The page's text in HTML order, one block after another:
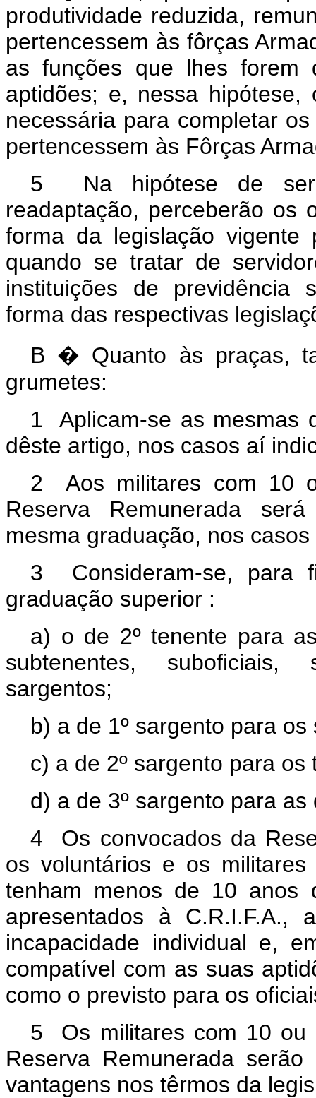
produtividade reduzida,
pertencessem às fôrças
as funções que lhes forem
aptidões; e, nessa
necessária para completar
pertencessem às Fôrças
5 Na hipótese de ser
readaptação, perceberão os
forma da legislação
quando se tratar de
instituições de previdência
forma das respectivas
B � Quanto às praças,
grumetes:
1 Aplicam-se as mesmas
dêste artigo, nos casos aí
2 Aos militares com 10
Reserva Remunerada
mesma graduação, nos
3 Consideram-se, para
graduação superior :
a) o de 2º tenente para
subtenentes, suboficiais,
sargentos;
b) a de 1º sargento para
c) a de 2º sargento para
d) a de 3º sargento para
4 Os convocados da
os voluntários e os
tenham menos de 10 anos
apresentados à
incapacidade individual e,
compatível com as suas
como o previsto para os
5 Os militares com 10 ou
Reserva Remunerada
vantagens nos têrmos da